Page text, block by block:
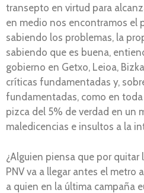
transepto en virtud para
en medio nos encontramos el
sabiendo los problemas, la
sabiendo que es buena,
gobierno en Getxo, Leioa,
críticas fundamentadas y,
fundamentadas, como en
pizca del 5% de verdad en un
maledicencias e insultos a la
¿Alguien piensa que por
PNV va a llegar antes el metro
a quien en la última campaña